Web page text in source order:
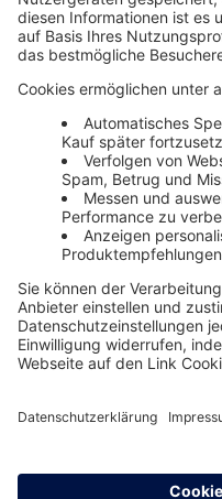
Themenwelten
Haufe Group
Impressum AGB